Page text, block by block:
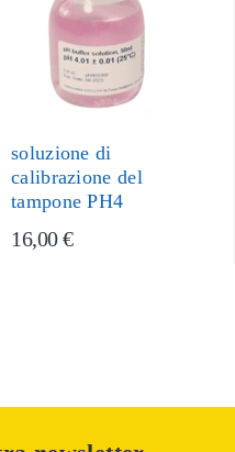
soluzione di
calibrazione del
tampone PH4
16,00 €